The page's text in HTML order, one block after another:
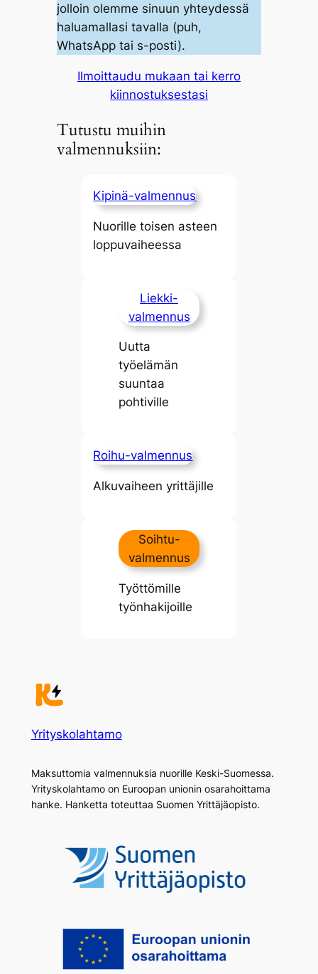
jolloin olemme sinuun yhteydessä
haluamallasi tavalla (puh,
WhatsApp tai s-posti).
Ilmoittaudu mukaan tai kerro
kiinnostuksestasi
Tutustu muihin
valmennuksiin:
Kipinä-valmennus
Nuorille toisen asteen
loppuvaiheessa
Liekki-
valmennus
Uutta
työelämän
suuntaa
pohtiville
Roihu-valmennus
Alkuvaiheen yrittäjille
Soihtu-
valmennus
Työttömille
työnhakijoille
Yrityskolahtamo
Maksuttomia valmennuksia nuorille Keski-Suomessa.
Yrityskolahtamo on Euroopan unionin osarahoittama
hanke. Hanketta toteuttaa Suomen Yrittäjäopisto.